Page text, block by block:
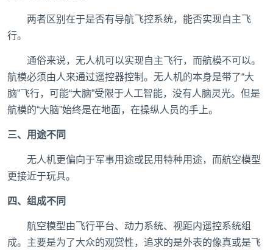
两者区别在于是否有导航飞控系统，能否实现自主飞
行。
通俗来说，无人机可以实现自主飞行，而航模不可以。
航模必须由人来通过遥控器控制。无人机的本身是带了“大
脑”飞行，可能“大脑”受限于人工智能，没有人脑灵光。但是
航模的“大脑”始终是在地面，在操纵人员的手上。
三、用途不同
无人机更偏向于军事用途或民用特种用途，而航空模型
更接近于玩具。
四、组成不同
航空模型由飞行平台、动力系统、视距内遥控系统组
成。主要是为了大众的观赏性，追求的是外表的像真或是飞